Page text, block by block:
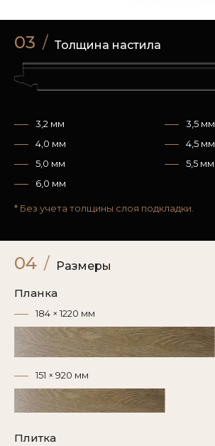
03 / Толщина настила
3,2 мм
3,5 мм
4,0 мм
4,5 мм
5,0 мм
5,5 мм
6,0 мм
* Без учета толщины слоя подкладки.
04 /
Размеры
Планка
184 × 1220 мм
151 × 920 мм
Плитка